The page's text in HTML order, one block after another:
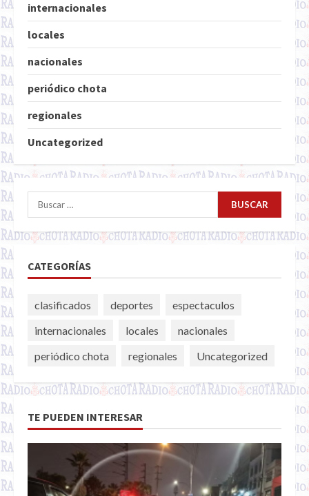
internacionales
locales
nacionales
periódico chota
regionales
Uncategorized
Buscar:
CATEGORÍAS
clasificados deportes
espectaculos
internacionales
locales
nacionales
periódico chota
regionales Uncategorized
TE PUEDEN INTERESAR